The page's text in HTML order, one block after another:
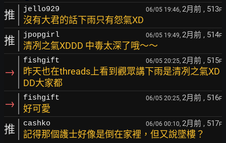
推 jello929 06/05 19:46, 2月前 , 513F
沒有大君的話下雨只有怨氣XD
推 jpopgirl 06/05 19:49, 2月前 , 514F
清冽之氣XDDD 中毒太深了哦～～
→
fishgift 06/05 20:25, 2月前 , 515F
昨天也在threads上看到觀眾講下雨是清冽之氣XD
DD大家都
→ fishgift 06/05 20:25, 2月前 , 516F
好可愛
推 cashko 06/06 00:10, 2月前 , 517F
記得那個護士好像是倒在家裡，但又說墜樓？